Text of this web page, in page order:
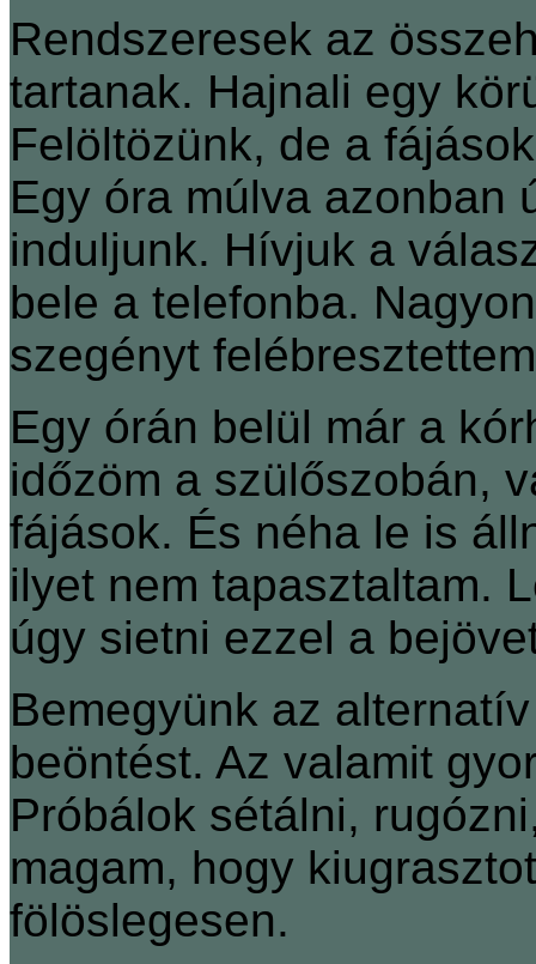
Rendszeresek az
tartanak. Hajnali egy
Felöltözünk, de a
Egy óra múlva azonban
induljunk. Hívjuk a
bele a telefonba.
szegényt
Egy órán belül már a
időzöm a szülőszobán,
fájások. És néha le is
ilyet nem tapasztaltam.
úgy sietni ezzel a
Bemegyünk az
beöntést. Az valamit
Próbálok sétálni,
magam, hogy
fölöslegesen.